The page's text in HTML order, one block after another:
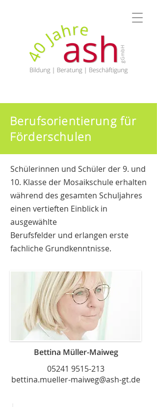
Berufsorientierung für
Förderschulen
Schülerinnen und Schüler der 9. und
10. Klasse der Mosaikschule erhalten
während des gesamten Schuljahres
einen vertieften Einblick in
ausgewählte
Berufsfelder und erlangen erste
fachliche Grundkenntnisse.
Bettina Müller-Maiweg
05241 9515-213
bettina.mueller-maiweg@ash-gt.de